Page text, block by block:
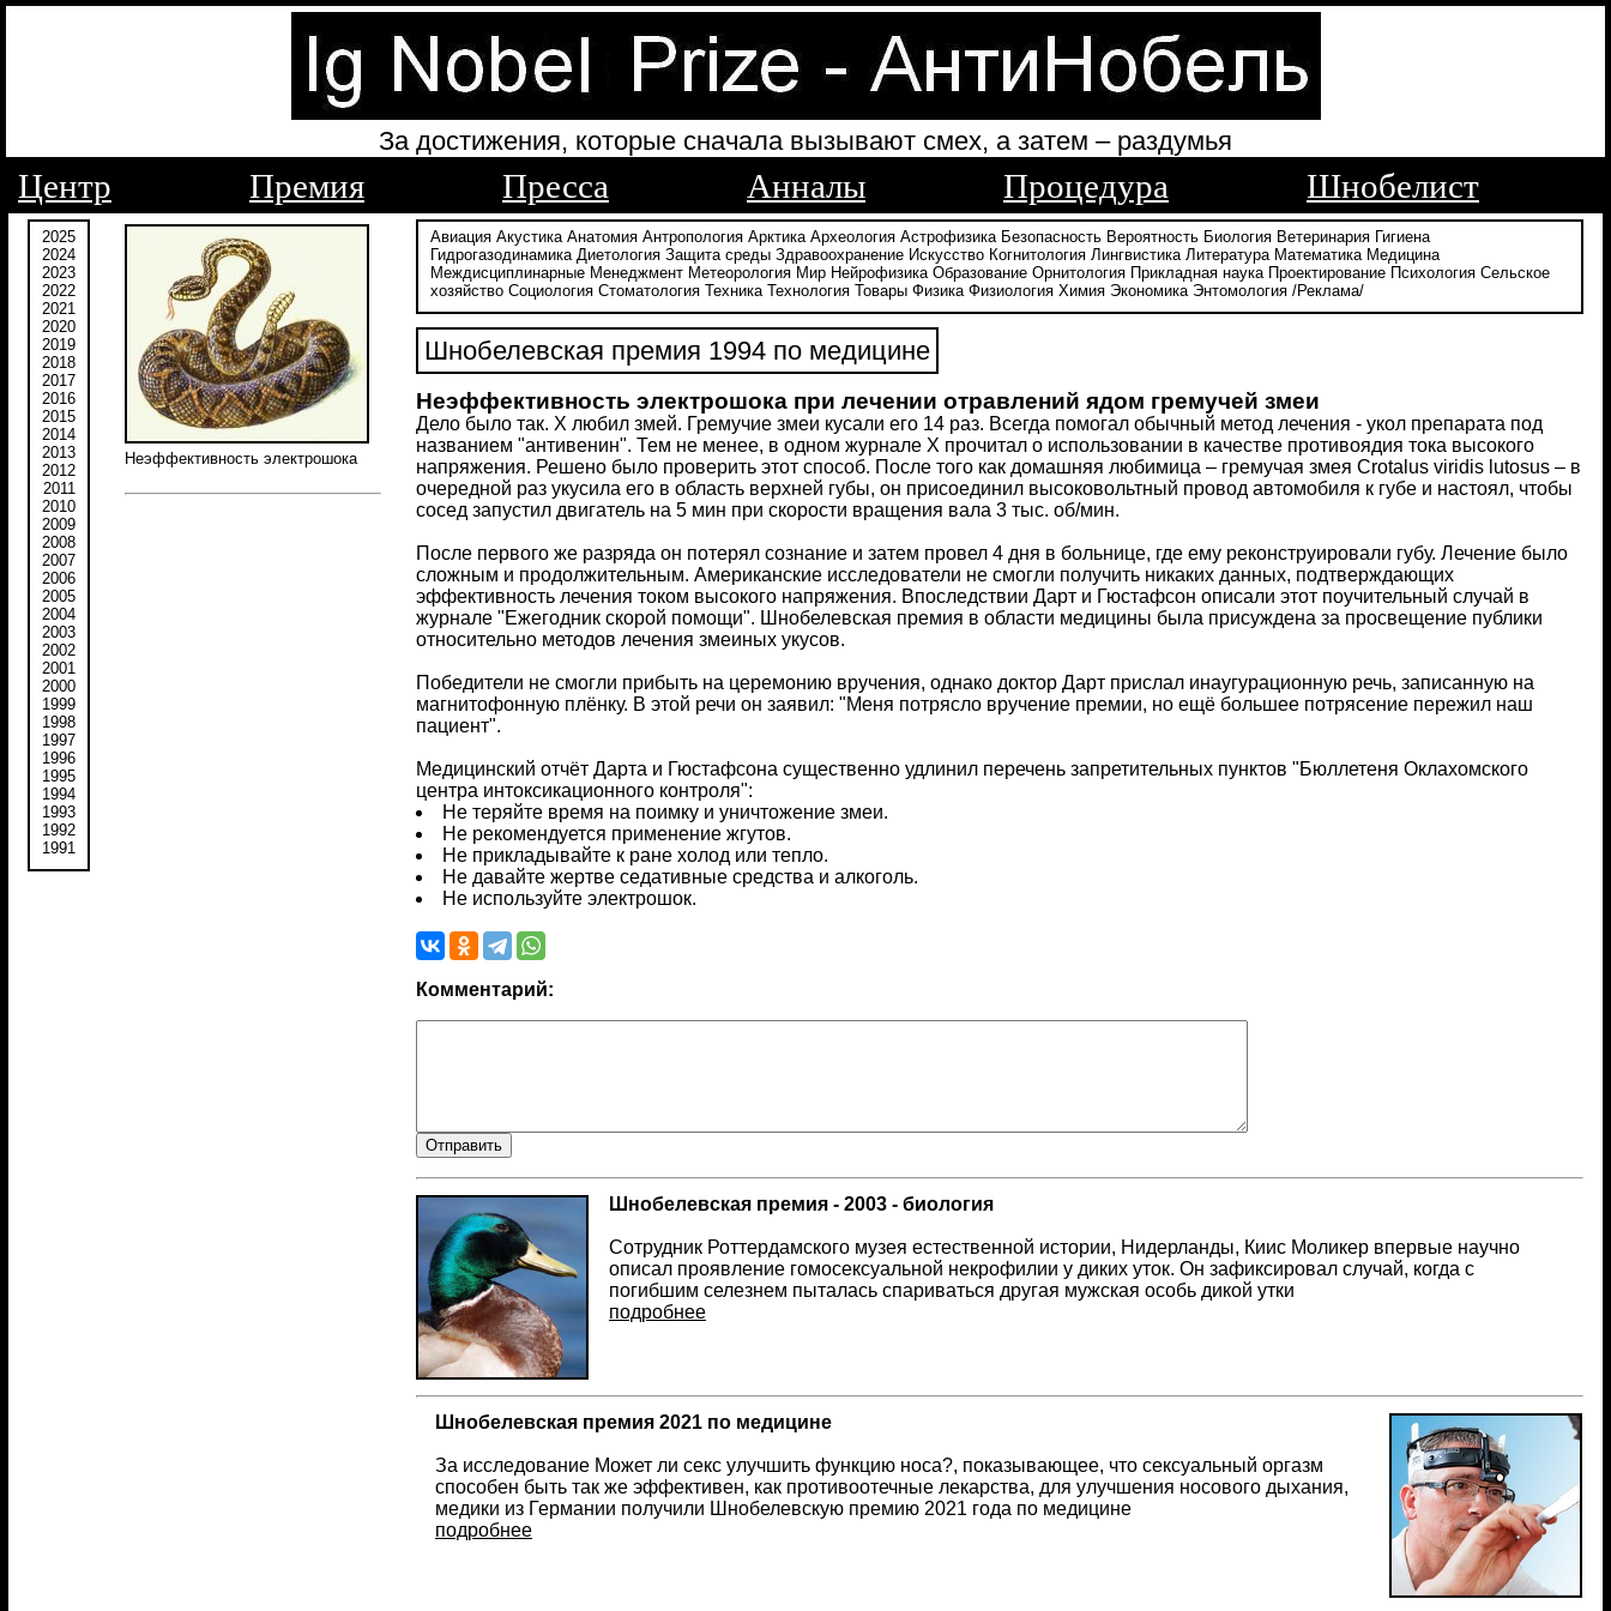
За достижения, которые сначала вызывают смех, а затем – раздумья
Центр Премия Пресса Анналы Процедура Шнобелист
2025
2024
2023
2022
2021
2020
2019
2018
2017
2016
2015
2014
2013
2012
2011
2010
2009
2008
2007
2006
2005
2004
2003
2002
2001
2000
1999
1998
1997
1996
1995
1994
1993
1992
1991
Неэффективность электрошока
Авиация Акустика Анатомия Антропология Арктика Археология Астрофизика Безопасность Вероятность Биология Ветеринария Гигиена
Гидрогазодинамика Диетология Защита среды Здравоохранение Искусство Когнитология Лингвистика Литература Математика Медицина
Междисциплинарные Менеджмент Метеорология Мир Нейрофизика Образование Орнитология Прикладная наука Проектирование Психология Сельское
хозяйство Социология Стоматология Техника Технология Товары Физика Физиология Химия Экономика Энтомология /Реклама/
Шнобелевская премия 1994 по медицине
Неэффективность электрошока при лечении отравлений ядом гремучей змеи
Дело было так. Х любил змей. Гремучие змеи кусали его 14 раз. Всегда помогал обычный метод лечения - укол препарата под
названием "антивенин". Тем не менее, в одном журнале Х прочитал о использовании в качестве противоядия тока высокого
напряжения. Решено было проверить этот способ. После того как домашняя любимица – гремучая змея Crotalus viridis lutosus – в
очередной раз укусила его в область верхней губы, он присоединил высоковольтный провод автомобиля к губе и настоял, чтобы
сосед запустил двигатель на 5 мин при скорости вращения вала 3 тыс. об/мин.
После первого же разряда он потерял сознание и затем провел 4 дня в больнице, где ему реконструировали губу. Лечение было
сложным и продолжительным. Американские исследователи не смогли получить никаких данных, подтверждающих
эффективность лечения током высокого напряжения. Впоследствии Дарт и Гюстафсон описали этот поучительный случай в
журнале "Ежегодник скорой помощи". Шнобелевская премия в области медицины была присуждена за просвещение публики
относительно методов лечения змеиных укусов.
Победители не смогли прибыть на церемонию вручения, однако доктор Дарт прислал инаугурационную речь, записанную на
магнитофонную плёнку. В этой речи он заявил: "Меня потрясло вручение премии, но ещё большее потрясение пережил наш
пациент".
Медицинский отчёт Дарта и Гюстафсона существенно удлинил перечень запретительных пунктов "Бюллетеня Оклахомского
центра интоксикационного контроля":
Не теряйте время на поимку и уничтожение змеи.
Не рекомендуется применение жгутов.
Не прикладывайте к ране холод или тепло.
Не давайте жертве седативные средства и алкоголь.
Не используйте электрошок.
Комментарий:
Шнобелевская премия - 2003 - биология
Сотрудник Роттердамского музея естественной истории, Нидерланды, Киис Моликер впервые научно
описал проявление гомосексуальной некрофилии у диких уток. Он зафиксировал случай, когда с
погибшим селезнем пыталась спариваться другая мужская особь дикой утки
подробнее
Шнобелевская премия 2021 по медицине
За исследование Может ли секс улучшить функцию носа?, показывающее, что сексуальный оргазм
способен быть так же эффективен, как противоотечные лекарства, для улучшения носового дыхания,
медики из Германии получили Шнобелевскую премию 2021 года по медицине
подробнее